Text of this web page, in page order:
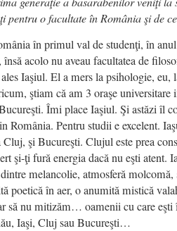
pentru o facultate în România şi de
în primul val de studenţi, în
acolo nu aveau facultatea de
Iaşiul. El a mers la psihologie,
ştiam că am 3 oraşe universitare
Îmi place Iaşiul. Şi astăzi îl
România. Pentru studii e excelent.
Cluj, şi Bucureşti. Clujul este prea
şi-ţi fură energia dacă nu eşti atent.
melancolie, atmosferă
poetică în aer, o anumită mistică
să nu mitizăm… oamenii cu care eşti
Iaşi, Cluj sau Bucureşti…